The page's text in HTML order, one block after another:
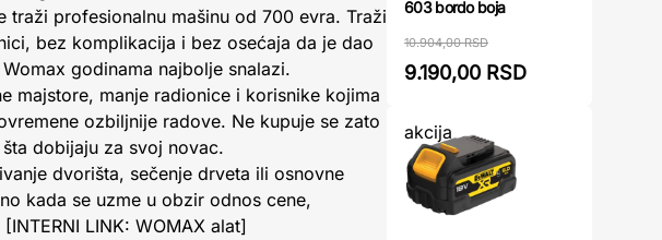
traži profesionalnu mašinu od 700 evra. Traži
bez komplikacija i bez osećaja da je dao
godinama najbolje snalazi.
majstore, manje radionice i korisnike kojima
ozbiljnije radove. Ne kupuje se zato
dobijaju za svoj novac.
dvorišta, sečenje drveta ili osnovne
kada se uzme u obzir odnos cene,
LINK: WOMAX alat]
603 bordo boja
10.904,00 RSD
9.190,00 RSD
akcija